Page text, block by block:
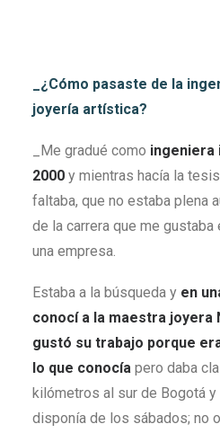
_¿Cómo pasaste de la
joyería artística?
_Me gradué como ingeniera
2000 y mientras hacía la
faltaba, que no estaba plena
de la carrera que me gustaba
una empresa.
Estaba a la búsqueda y en
conocí a la maestra joyera
gustó su trabajo porque
lo que conocía pero daba
kilómetros al sur de Bogotá
disponía de los sábados; no